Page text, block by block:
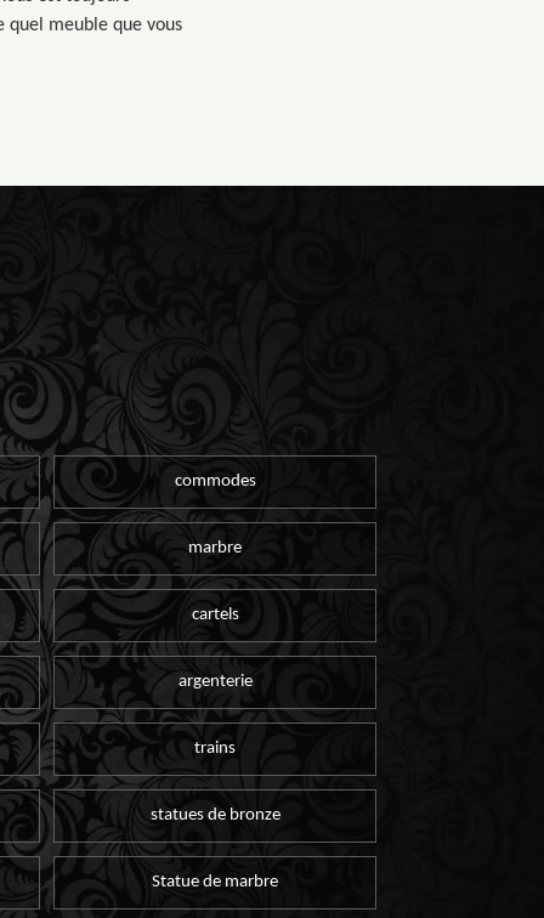
quel meuble que vous
commodes
marbre
cartels
argenterie
trains
statues de bronze
Statue de marbre